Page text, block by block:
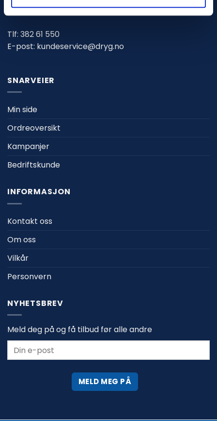
4516 Mandal
Tlf: 382 61 550
E-post: kundeservice@dryg.no
SNARVEIER
Min side
Ordreoversikt
Kampanjer
Bedriftskunde
INFORMASJON
Kontakt oss
Om oss
Vilkår
Personvern
NYHETSBREV
Meld deg på og få tilbud før alle andre
MELD MEG PÅ